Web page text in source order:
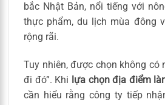
bắc Nhật Bản, nổi tiếng với
thực phẩm, du lịch mùa đông
rộng rãi.
Tuy nhiên, được chọn không có
đi đó”. Khi lựa chọn địa điểm
cần hiểu rằng công ty tiếp